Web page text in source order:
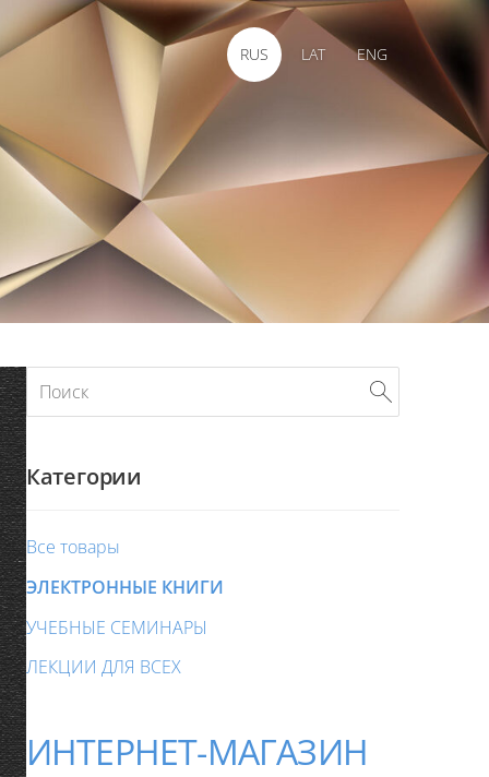
RUS LAT ENG
Категории
Все товары
ЭЛЕКТРОННЫЕ КНИГИ
УЧЕБНЫЕ СЕМИНАРЫ
ЛЕКЦИИ ДЛЯ ВСЕХ
ИНТЕРНЕТ-МАГАЗИН